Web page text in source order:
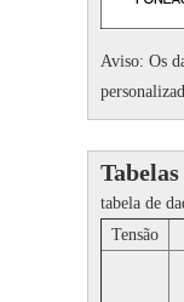
Aviso: Os
tabela de
Tensão